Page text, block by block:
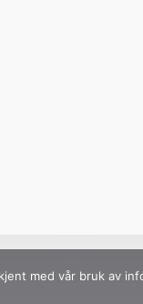
med vår bruk av